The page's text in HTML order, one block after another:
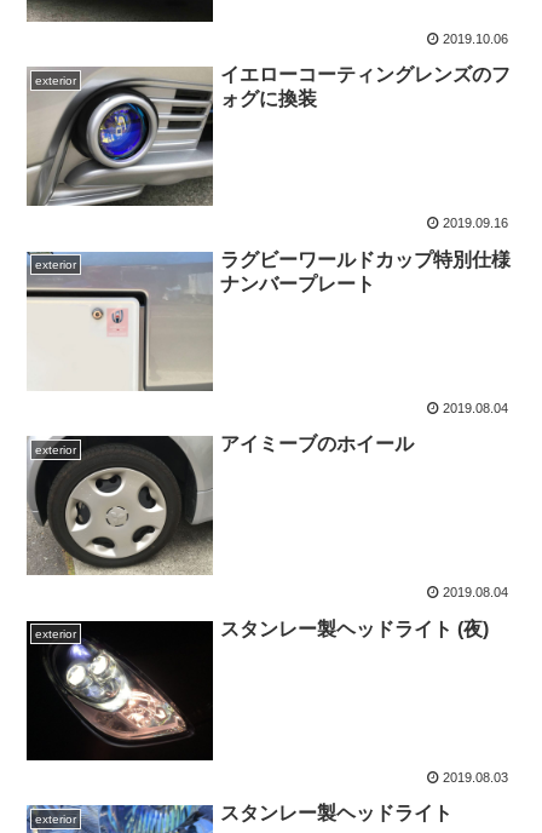
2019.10.06
exterior
イエローコーティングレンズのフ
ォグに換装
2019.09.16
exterior
ラグビーワールドカップ特別仕様
ナンバープレート
2019.08.04
exterior アイミーブのホイール
2019.08.04
exterior スタンレー製ヘッドライト (夜)
2019.08.03
exterior スタンレー製ヘッドライト